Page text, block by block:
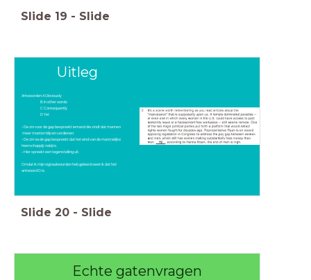
Slide 19 - Slide
Uitleg
Antwoorden A Obviously
B In other words
C Consequently
D Yet
- De zin voor de gap bespreekt iemand die vindt dat mannen
meer moeten blijven verdienen.
- De zin na de gap bespreekt dat het eind van de man(nelijke
heerschappij) nabij is.
- Hier spreekt een tegenstelling uit.
Omdat ik mijn signaalwoorden heb geleerd weet ik dat het
antwoord D is.
Slide 20 - Slide
Echte gatenvragen